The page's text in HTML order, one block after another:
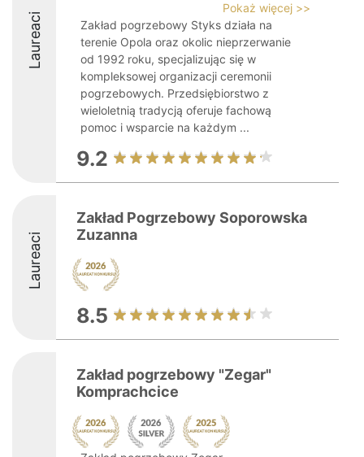
Laureaci
Pokaż więcej >>
Zakład pogrzebowy Styks działa na
terenie Opola oraz okolic nieprzerwanie
od 1992 roku, specjalizując się w
kompleksowej organizacji ceremonii
pogrzebowych. Przedsiębiorstwo z
wieloletnią tradycją oferuje fachową
pomoc i wsparcie na każdym ...
9.2
Laureaci
Zakład Pogrzebowy Soporowska
Zuzanna
8.5
Zakład pogrzebowy "Zegar"
Komprachcice